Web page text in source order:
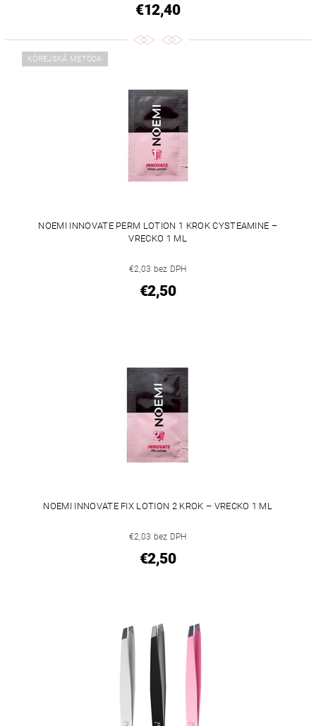
€12,40
KÓREJSKÁ METÓDA
NOEMI INNOVATE PERM LOTION 1 KROK CYSTEAMINE –
VRECKO 1 ML
€2,03 bez DPH
€2,50
NOEMI INNOVATE FIX LOTION 2 KROK – VRECKO 1 ML
€2,03 bez DPH
€2,50